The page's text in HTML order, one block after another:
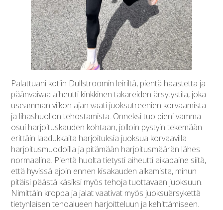
Palattuani kotiin Dullstroomin leiriltä, pientä haastetta ja
päänvaivaa aiheutti kinkkinen takareiden ärsytystila, joka
useamman viikon ajan vaati juoksutreenien korvaamista
ja lihashuollon tehostamista. Onneksi tuo pieni vamma
osui harjoituskauden kohtaan, jolloin pystyin tekemään
erittäin laadukkaita harjoituksia juoksua korvaavilla
harjoitusmuodoilla ja pitämään harjoitusmäärän lähes
normaalina. Pientä huolta tietysti aiheutti aikapaine siitä,
että hyvissä ajoin ennen kisakauden alkamista, minun
pitäisi päästä käsiksi myös tehoja tuottavaan juoksuun.
Nimittäin kroppa ja jalat vaativat myös juoksuärsykettä
tietynlaisen tehoalueen harjoitteluun ja kehittämiseen.